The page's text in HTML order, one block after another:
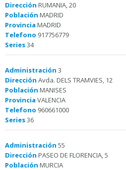
Dirección RUMANIA, 20
Población MADRID
Provincia MADRID
Telefono 917756779
Series34
Administración 3
Dirección Avda. DELS TRAMVIES, 12
Población MANISES
Provincia VALENCIA
Telefono 960661000
Series36
Administración 55
Dirección PASEO DE FLORENCIA, 5
Población MURCIA